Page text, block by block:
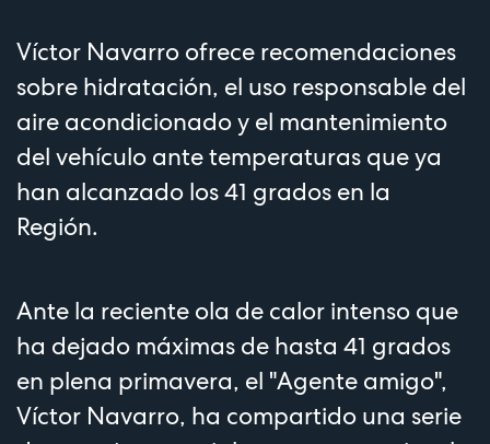
Víctor Navarro ofrece recomendaciones
sobre hidratación, el uso responsable del
aire acondicionado y el mantenimiento
del vehículo ante temperaturas que ya
han alcanzado los 41 grados en la
Región.
Ante la reciente ola de calor intenso que
ha dejado máximas de hasta 41 grados
en plena primavera, el "Agente amigo",
Víctor Navarro, ha compartido una serie